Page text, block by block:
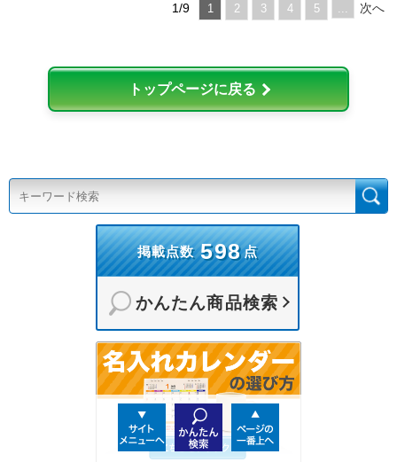
1/9 1 2 3 4 5 ... 次へ
トップページに戻る
掲載点数 598点
かんたん商品検索